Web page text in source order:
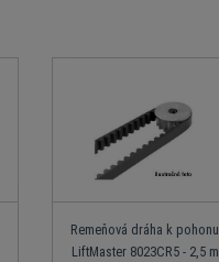
Remeňová dráha k pohonu
LiftMaster 8023CR5 - 2,5 m